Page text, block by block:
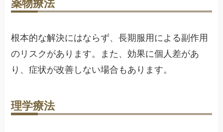
根本的な解決にはならず、長期服用による副作用
のリスクがあります。また、効果に個人差があ
り、症状が改善しない場合もあります。
理学療法